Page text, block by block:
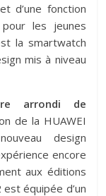
d’une fonction
pour les jeunes
la smartwatch
mis à niveau
arrondi de
de la HUAWEI
design
encore
aux éditions
équipée d’un